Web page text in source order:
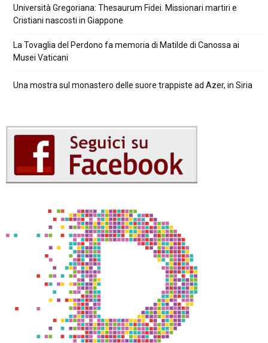
Università Gregoriana: Thesaurum Fidei. Missionari martiri e
Cristiani nascosti in Giappone
La Tovaglia del Perdono fa memoria di Matilde di Canossa ai
Musei Vaticani
Una mostra sul monastero delle suore trappiste ad Azer, in Siria